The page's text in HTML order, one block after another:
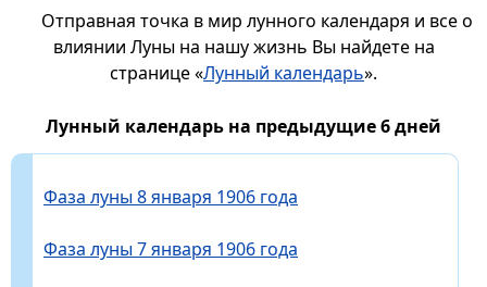
Отправная точка в мир лунного календаря и все о
влиянии Луны на нашу жизнь Вы найдете на
странице «Лунный календарь».
Лунный календарь на предыдущие 6 дней
Фаза луны 8 января 1906 года
Фаза луны 7 января 1906 года